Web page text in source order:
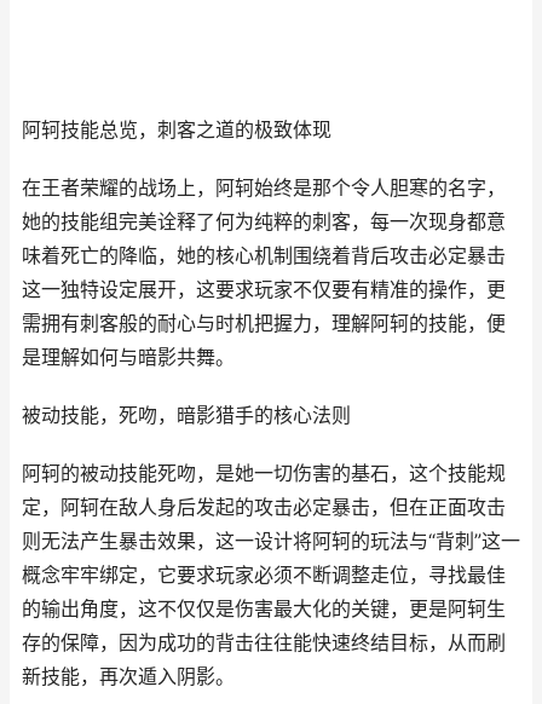
阿轲技能总览，刺客之道的极致体现
在王者荣耀的战场上，阿轲始终是那个令人胆寒的名字，
她的技能组完美诠释了何为纯粹的刺客，每一次现身都意
味着死亡的降临，她的核心机制围绕着背后攻击必定暴击
这一独特设定展开，这要求玩家不仅要有精准的操作，更
需拥有刺客般的耐心与时机把握力，理解阿轲的技能，便
是理解如何与暗影共舞。
被动技能，死吻，暗影猎手的核心法则
阿轲的被动技能死吻，是她一切伤害的基石，这个技能规
定，阿轲在敌人身后发起的攻击必定暴击，但在正面攻击
则无法产生暴击效果，这一设计将阿轲的玩法与“背刺”这一
概念牢牢绑定，它要求玩家必须不断调整走位，寻找最佳
的输出角度，这不仅仅是伤害最大化的关键，更是阿轲生
存的保障，因为成功的背击往往能快速终结目标，从而刷
新技能，再次遁入阴影。